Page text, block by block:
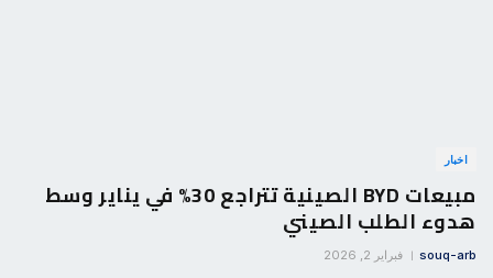
اخبار
مبيعات BYD الصينية تتراجع 30% في يناير وسط
هدوء الطلب الصيني
souq-arb فبراير 2, 2026